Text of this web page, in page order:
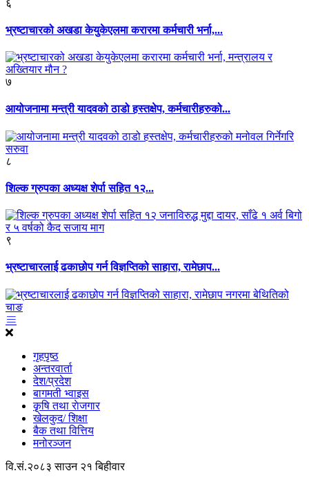
६
भ्रष्टाचारको अखडा केयुकेएलमा करारमा कर्मचारी भर्ना,...
७
आयोजनामा मन्त्री यादवको ठाडो हस्तक्षेप, कर्मचारीहरुको...
८
शिल्क ग्रुपका अध्यक्ष शेर्पा सहित १२...
९
भ्रष्टाचारलाई ढकाछोप गर्न विज्ञप्तिको साहारा, रामेछाप...
गृहपृष्ठ
अन्तरवार्ता
देश/प्रदेश
बागमती भ्वाइस
कृृषि तथा राेजगार
खेलकुद/ शिक्षा
बैक तथा वित्तिय
मनोरञ्जन
वि.सं.२०८३ साउन २१ बिहीवार